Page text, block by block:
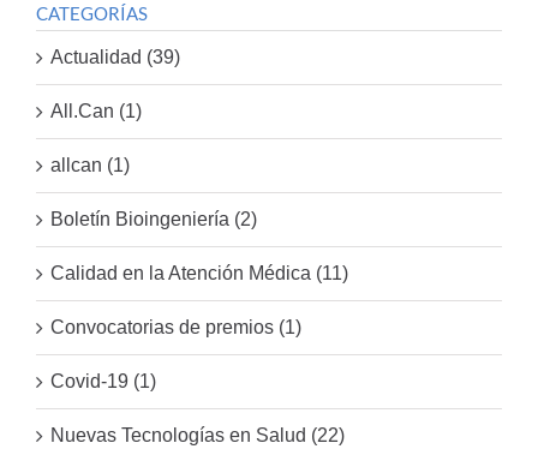
CATEGORÍAS
Actualidad (39)
All.Can (1)
allcan (1)
Boletín Bioingeniería (2)
Calidad en la Atención Médica (11)
Convocatorias de premios (1)
Covid-19 (1)
Nuevas Tecnologías en Salud (22)